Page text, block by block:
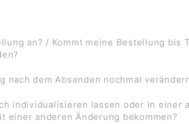
an? / Kommt meine Bestellung bis
nach dem Absenden nochmal
individualisieren lassen oder in einer
einer anderen Änderung bekommen?